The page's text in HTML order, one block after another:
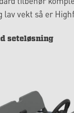
vekt så er
seteløsning